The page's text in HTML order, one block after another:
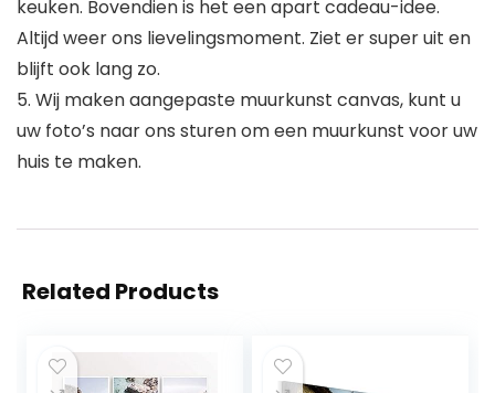
keuken. Bovendien is het een apart cadeau-idee.
Altijd weer ons lievelingsmoment. Ziet er super uit en
blijft ook lang zo.
5. Wij maken aangepaste muurkunst canvas, kunt u
uw foto’s naar ons sturen om een muurkunst voor uw
huis te maken.
Related Products